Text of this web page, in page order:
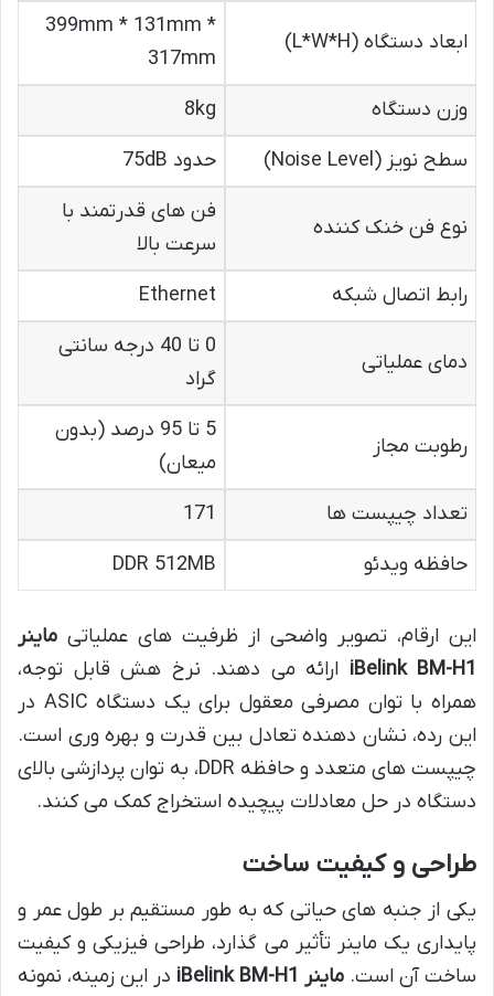
ابعاد دستگاه (L*W*H)
399mm * 131mm *
317mm
وزن دستگاه
8kg
سطح نویز (Noise Level)
حدود 75dB
نوع فن خنک کننده
فن های قدرتمند با
سرعت بالا
رابط اتصال شبکه
Ethernet
دمای عملیاتی
0 تا 40 درجه سانتی
گراد
رطوبت مجاز
5 تا 95 درصد (بدون
میعان)
تعداد چیپست ها
171
حافظه ویدئو
DDR 512MB
این ارقام، تصویر واضحی از ظرفیت های عملیاتی ماینر
iBelink BM-H1 ارائه می دهند. نرخ هش قابل توجه،
همراه با توان مصرفی معقول برای یک دستگاه ASIC در
این رده، نشان دهنده تعادل بین قدرت و بهره وری است.
چیپست های متعدد و حافظه DDR، به توان پردازشی بالای
دستگاه در حل معادلات پیچیده استخراج کمک می کنند.
طراحی و کیفیت ساخت
یکی از جنبه های حیاتی که به طور مستقیم بر طول عمر و
پایداری یک ماینر تأثیر می گذارد، طراحی فیزیکی و کیفیت
ساخت آن است. ماینر iBelink BM-H1
در این زمینه، نمونه